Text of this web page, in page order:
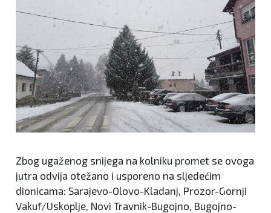
Zbog ugaženog snijega na kolniku promet se ovoga
jutra odvija otežano i usporeno na sljedećim
dionicama: Sarajevo-Olovo-Kladanj, Prozor-Gornji
Vakuf/Uskoplje, Novi Travnik-Bugojno, Bugojno-